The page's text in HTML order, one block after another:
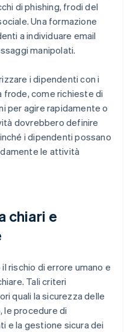
di phishing, frodi del
Una formazione
a individuare email
manipolati.
i dipendenti con i
frode, come richieste di
per agire rapidamente o
dovrebbero definire
i dipendenti possano
le attività
chiari e
rischio di errore umano e
Tali criteri
quali la sicurezza delle
le procedure di
e la gestione sicura dei